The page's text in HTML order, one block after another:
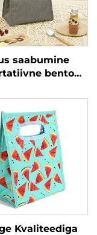
saabumine
bento
suur
Paksenen
isolatsiooniga
task
vastupidavast
Kvaliteediga